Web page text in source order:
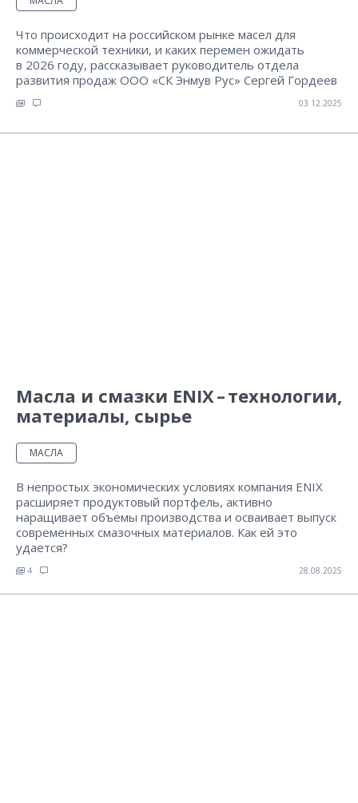
Что происходит на российском рынке масел для
коммерческой техники, и каких перемен ожидать
в 2026 году, рассказывает руководитель отдела
развития продаж ООО «СК Энмув Рус» Сергей Гордеев
03.12.2025
Масла и смазки ENIX – технологии,
материалы, сырье
МАСЛА
В непростых экономических условиях компания ENIX
расширяет продуктовый портфель, активно
наращивает объемы производства и осваивает выпуск
современных смазочных материалов. Как ей это
удается?
4 28.08.2025